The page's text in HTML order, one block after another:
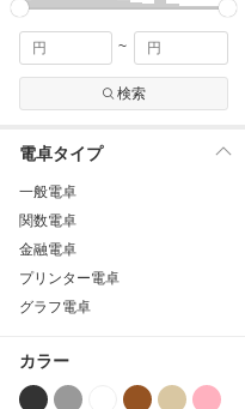
~
検索
電卓タイプ
一般電卓
関数電卓
金融電卓
プリンター電卓
グラフ電卓
カラー